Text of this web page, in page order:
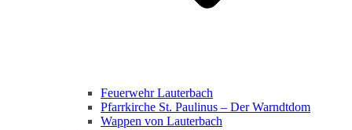
Feuerwehr Lauterbach
Pfarrkirche St. Paulinus – Der Warndtdom
Wappen von Lauterbach